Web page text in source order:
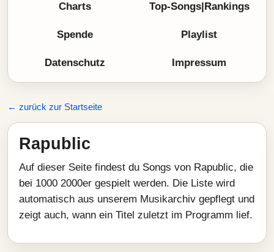
Charts Top-Songs|Rankings
Spende Playlist
Datenschutz Impressum
← zurück zur Startseite
Rapublic
Auf dieser Seite findest du Songs von Rapublic, die
bei 1000 2000er gespielt werden. Die Liste wird
automatisch aus unserem Musikarchiv gepflegt und
zeigt auch, wann ein Titel zuletzt im Programm lief.